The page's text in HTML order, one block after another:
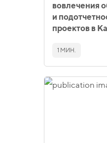
вовлечения
и
проектов в
1 МИН.